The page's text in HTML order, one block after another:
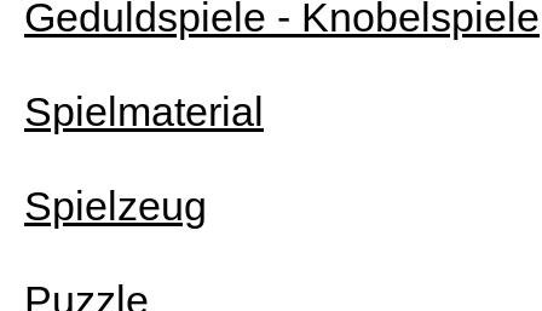
Geduldspiele - Knobelspiele
Spielmaterial
Spielzeug
Puzzle